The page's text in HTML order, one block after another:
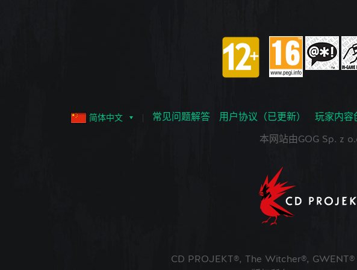
简体中文 常见问题解答 用户协议（已更新） 玩家内容
本网站由GOG Sp. z
CD PROJEKT®, The Witcher®,